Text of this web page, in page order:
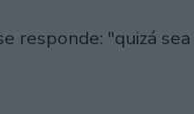
responde: "quizá sea